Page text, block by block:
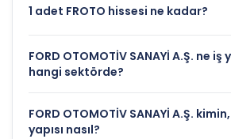
1 adet FROTO hissesi ne kadar?
FORD OTOMOTİV SANAYİ A.Ş. ne iş
hangi sektörde?
FORD OTOMOTİV SANAYİ A.Ş.
yapısı nasıl?